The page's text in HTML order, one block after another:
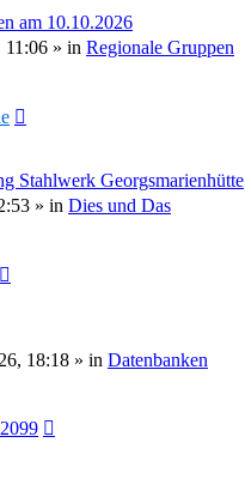
am 10.10.2026
11:06 » in Regionale Gruppen
Stahlwerk Georgsmarienhütte
» in Dies und Das
18:18 » in Datenbanken